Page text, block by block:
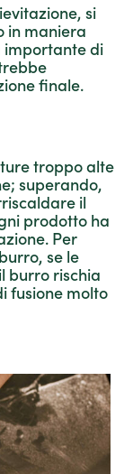
si
in maniera
di
finale.
troppo alte
superando,
il
prodotto ha
Per
se le
burro rischia
fusione molto